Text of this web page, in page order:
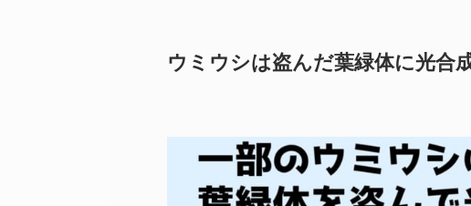
ウミウシは盗んだ葉緑体に光合